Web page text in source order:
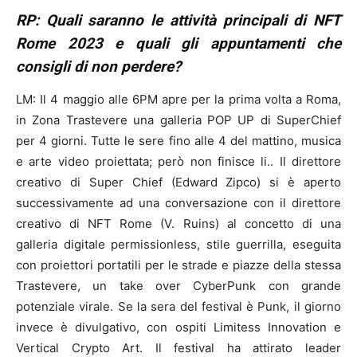
RP: Quali saranno le attività principali di NFT
Rome 2023 e quali gli appuntamenti che
consigli di non perdere?
LM: Il 4 maggio alle 6PM apre per la prima volta a Roma,
in Zona Trastevere una galleria POP UP di SuperChief
per 4 giorni. Tutte le sere fino alle 4 del mattino, musica
e arte video proiettata; però non finisce li.. Il direttore
creativo di Super Chief (Edward Zipco) si è aperto
successivamente ad una conversazione con il direttore
creativo di NFT Rome (V. Ruins) al concetto di una
galleria digitale permissionless, stile guerrilla, eseguita
con proiettori portatili per le strade e piazze della stessa
Trastevere, un take over CyberPunk con grande
potenziale virale. Se la sera del festival è Punk, il giorno
invece è divulgativo, con ospiti Limitess Innovation e
Vertical Crypto Art. Il festival ha attirato leader